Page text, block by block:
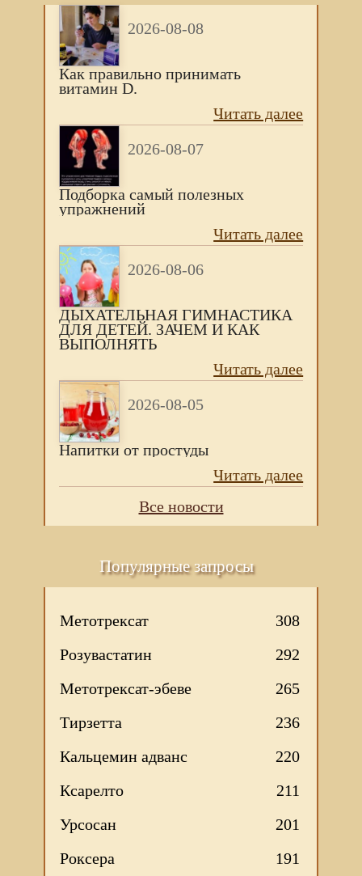
2026-08-08
Как правильно принимать
витамин D.
Читать далее
2026-08-07
Подборка самый полезных
упражнений
Читать далее
2026-08-06
ДЫХАТЕЛЬНАЯ ГИМНАСТИКА
ДЛЯ ДЕТЕЙ. ЗАЧЕМ И КАК
ВЫПОЛНЯТЬ
Читать далее
2026-08-05
Напитки от простуды
Читать далее
Все новости
Популярные запросы
Метотрексат
308
Розувастатин
292
Метотрексат-эбеве
265
Тирзетта
236
Кальцемин адванс
220
Ксарелто
211
Урсосан
201
Роксера
191